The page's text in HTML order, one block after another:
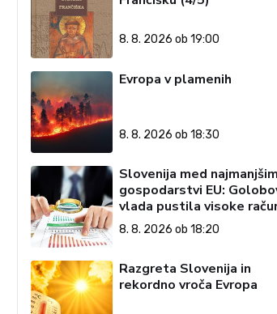
8. 8. 2026 ob 19:00
Evropa v plamenih
8. 8. 2026 ob 18:30
Slovenija med
gospodarstvi EU:
vlada pustila visoke
državi
8. 8. 2026 ob 18:20
Razgreta Slovenija in
rekordno vroča Evropa